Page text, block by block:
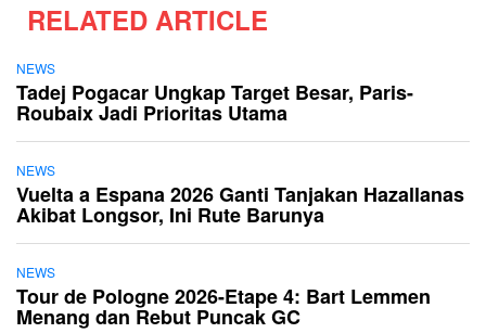
RELATED ARTICLE
NEWS
Tadej Pogacar Ungkap Target Besar, Paris-
Roubaix Jadi Prioritas Utama
NEWS
Vuelta a Espana 2026 Ganti Tanjakan Hazallanas
Akibat Longsor, Ini Rute Barunya
NEWS
Tour de Pologne 2026-Etape 4: Bart Lemmen
Menang dan Rebut Puncak GC